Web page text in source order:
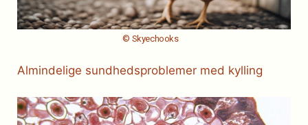
© Skyechooks
Almindelige sundhedsproblemer med kylling